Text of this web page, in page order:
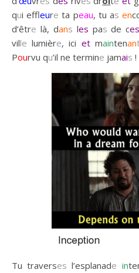
qui effleure ta peau, tu as en
d’être là, dans les pas de ces
ville lumière, ici etmaintenan
Pourvu qu’il ne termine jamais !
Tu traverses l’esplanade in